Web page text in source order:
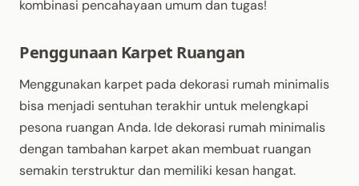
kombinasi pencahayaan umum dan tugas!
Penggunaan Karpet Ruangan
Menggunakan karpet pada dekorasi rumah minimalis
bisa menjadi sentuhan terakhir untuk melengkapi
pesona ruangan Anda. Ide dekorasi rumah minimalis
dengan tambahan karpet akan membuat ruangan
semakin terstruktur dan memiliki kesan hangat.